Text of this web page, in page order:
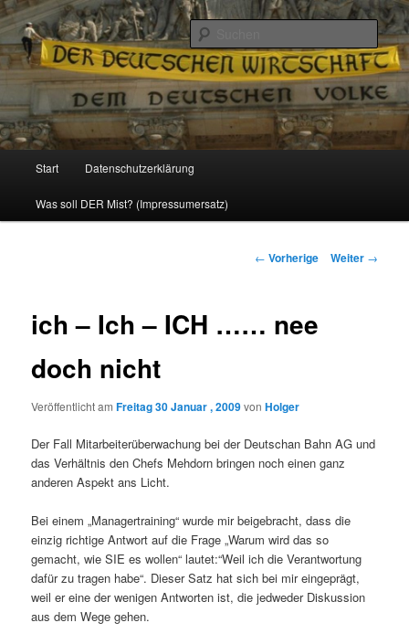
Reizzentrum
Politik, Wirtschaft, Soziales und Gesellschaft
Zum
Inhalt
Start Datenschutzerklärung
Was soll DER Mist? (Impressumersatz)
Beitrags-
← Vorherige Weiter →
ich – Ich – ICH …… nee
doch nicht
Veröffentlicht amFreitag 30 Januar , 2009vonHolger
Der Fall Mitarbeiterüberwachung bei der Deutschan Bahn AG und
das Verhältnis den Chefs Mehdorn bringen noch einen ganz
anderen Aspekt ans Licht.
Bei einem „Managertraining“ wurde mir beigebracht, dass die
einzig richtige Antwort auf die Frage „Warum wird das so
gemacht, wie SIE es wollen“ lautet:“Weil ich die Verantwortung
dafür zu tragen habe“. Dieser Satz hat sich bei mir eingeprägt,
weil er eine der wenigen Antworten ist, die jedweder Diskussion
aus dem Wege gehen.